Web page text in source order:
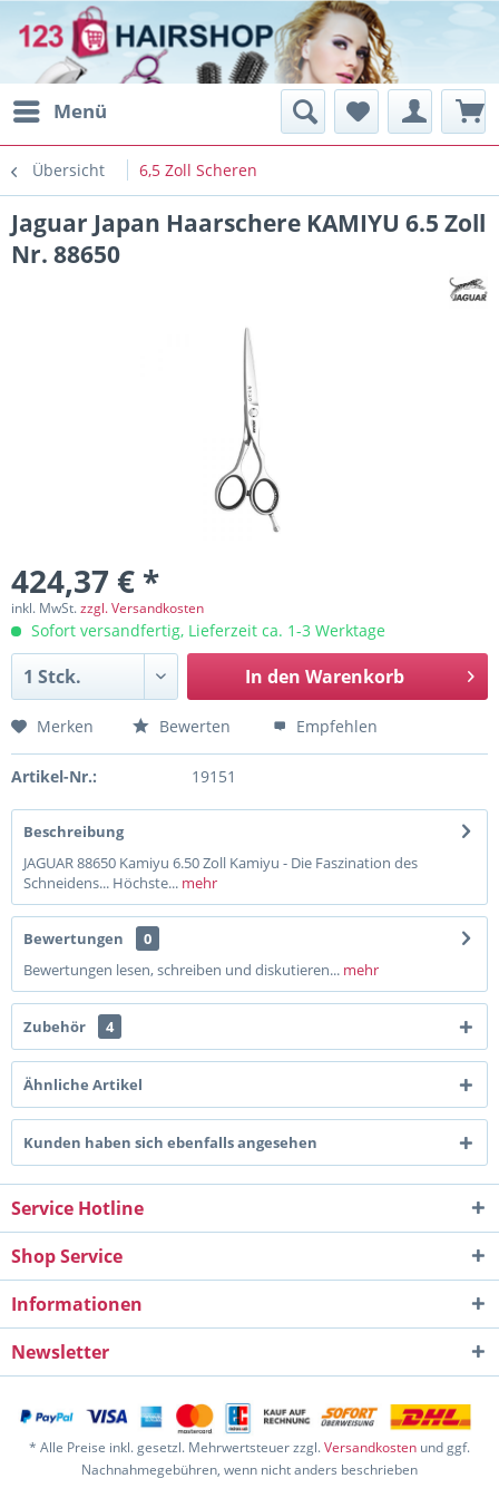
Menü
Übersicht 6,5 Zoll Scheren
Jaguar Japan Haarschere KAMIYU 6.5 Zoll
Nr. 88650
424,37 € *
inkl. MwSt.zzgl. Versandkosten
Sofort versandfertig, Lieferzeit ca. 1-3 Werktage
In den Warenkorb
Merken Bewerten Empfehlen
Artikel-Nr.: 19151
Beschreibung
JAGUAR 88650 Kamiyu 6.50 Zoll Kamiyu - Die Faszination des
Schneidens... Höchste... mehr
Bewertungen
0
Bewertungen lesen, schreiben und diskutieren... mehr
Zubehör 4
Ähnliche Artikel
Kunden haben sich ebenfalls angesehen
Service Hotline
Shop Service
Informationen
Newsletter
* Alle Preise inkl. gesetzl. Mehrwertsteuer zzgl.Versandkosten und ggf.
Nachnahmegebühren, wenn nicht anders beschrieben